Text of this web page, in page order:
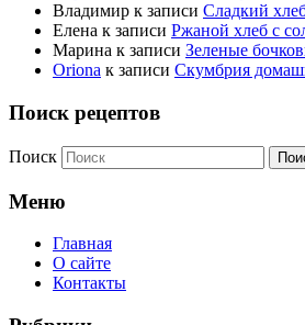
Владимир к записи Сладкий
Елена к записи Ржаной хлеб с
Марина к записи Зеленые
Oriona к записи Скумбрия
Поиск рецептов
Поиск
Меню
Главная
О сайте
Контакты